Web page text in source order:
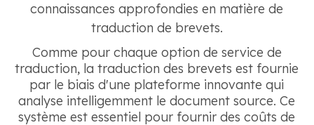
connaissances approfondies en matière de
traduction de brevets.
Comme pour chaque option de service de
traduction, la traduction des brevets est fournie
par le biais d'une plateforme innovante qui
analyse intelligemment le document source. Ce
système est essentiel pour fournir des coûts de